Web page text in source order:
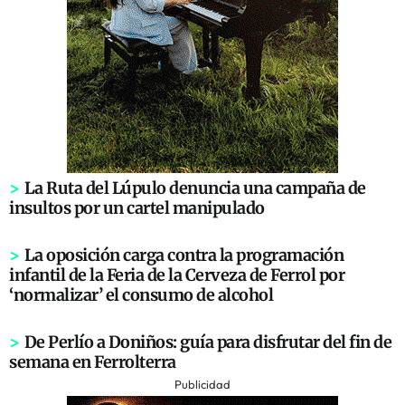
> La Ruta del Lúpulo denuncia una campaña de
insultos por un cartel manipulado
> La oposición carga contra la programación
infantil de la Feria de la Cerveza de Ferrol por
‘normalizar’ el consumo de alcohol
> De Perlío a Doniños: guía para disfrutar del fin de
semana en Ferrolterra
Publicidad